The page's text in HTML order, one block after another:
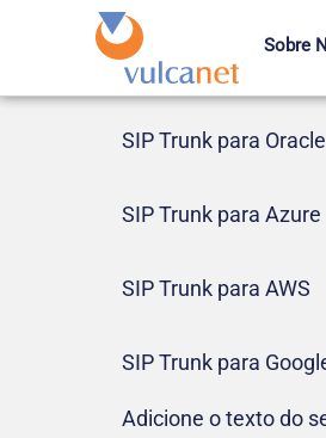
Sobre
SIP Trunk para Oracle
SIP Trunk para Azure
SIP Trunk para AWS
SIP Trunk para
Adicione o texto do